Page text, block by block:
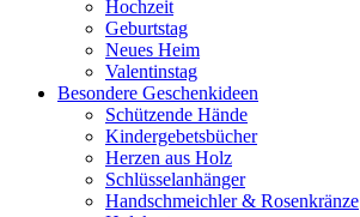
Hochzeit
Geburtstag
Neues Heim
Valentinstag
Besondere Geschenkideen
Schützende Hände
Kindergebetsbücher
Herzen aus Holz
Schlüsselanhänger
Handschmeichler & Rosenkränze